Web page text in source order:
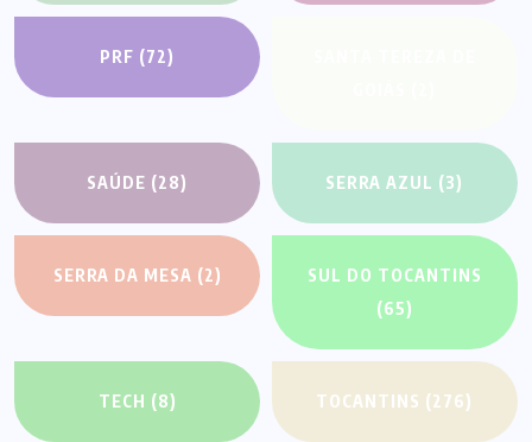
PRF (72)
SAÚDE (28) SERRA AZUL (3)
SERRA DA MESA (2)
SUL DO TOCANTINS
(65)
TECH (8) TOCANTINS (276)